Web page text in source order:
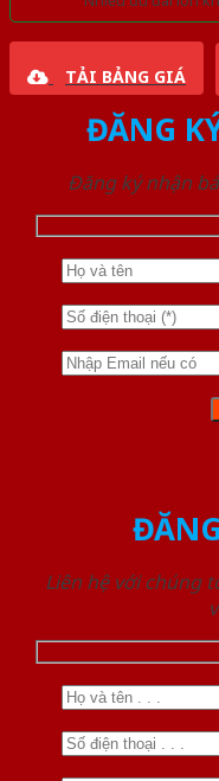
TẢI BẢNG GIÁ
ĐĂNG
Đăng ký nhận
Liên hệ với chúng